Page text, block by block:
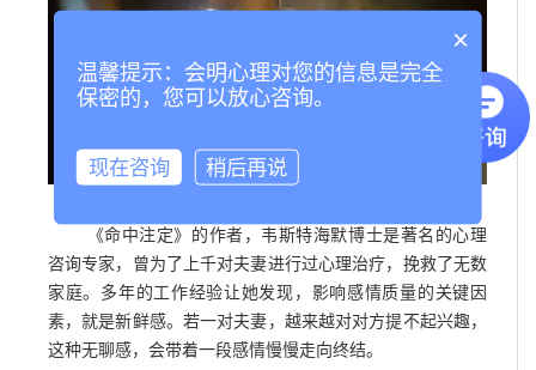
《命中注定》的作者，韦斯特海默博士是著名的心理
咨询专家，曾为了上千对夫妻进行过心理治疗，挽救了无数
家庭。多年的工作经验让她发现，影响感情质量的关键因
素，就是新鲜感。若一对夫妻，越来越对对方提不起兴趣，
这种无聊感，会带着一段感情慢慢走向终结。
×
温馨提示：会明心理对您的信息是完全
保密的，您可以放心咨询。
现在咨询 稍后再说